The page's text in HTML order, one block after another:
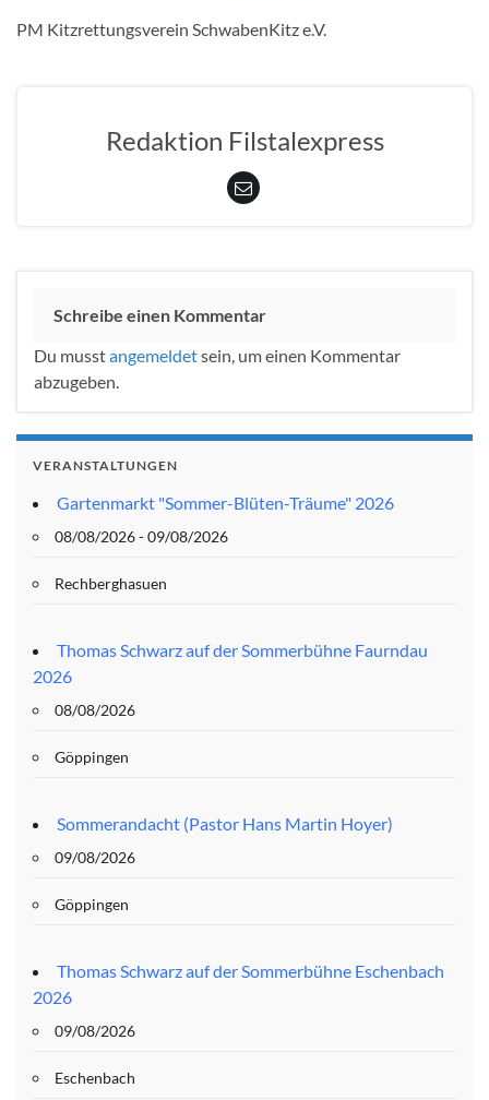
PM Kitzrettungsverein SchwabenKitz e.V.
Redaktion Filstalexpress
Schreibe einen Kommentar
Du musstangemeldetsein, um einen Kommentar
abzugeben.
VERANSTALTUNGEN
Gartenmarkt "Sommer-Blüten-Träume" 2026
08/08/2026 - 09/08/2026
Rechberghasuen
Thomas Schwarz auf der Sommerbühne Faurndau
2026
08/08/2026
Göppingen
Sommerandacht (Pastor Hans Martin Hoyer)
09/08/2026
Göppingen
Thomas Schwarz auf der Sommerbühne Eschenbach
2026
09/08/2026
Eschenbach